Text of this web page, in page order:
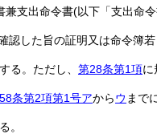
兼支出命令書(以下「支出命
した旨の証明又は命令簿
る。 ただし、 第28条第1項に
条第2項第1号アからウ まで
。